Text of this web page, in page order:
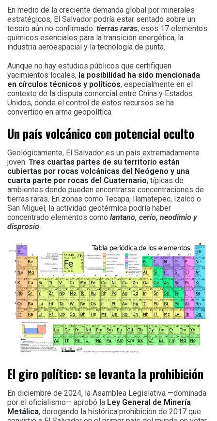
En medio de la creciente demanda global por minerales
estratégicos, El Salvador podría estar sentado sobre un
tesoro aún no confirmado: tierras raras, esos 17 elementos
químicos esenciales para la transición energética, la
industria aeroespacial y la tecnología de punta.
Aunque no hay estudios públicos que certifiquen
yacimientos locales, la posibilidad ha sido mencionada
en círculos técnicos y políticos, especialmente en el
contexto de la disputa comercial entre China y Estados
Unidos, donde el control de estos recursos se ha
convertido en arma geopolítica.
Un país volcánico con potencial oculto
Geológicamente, El Salvador es un país extremadamente
joven. Tres cuartas partes de su territorio están
cubiertas por rocas volcánicas del Neógeno y una
cuarta parte por rocas del Cuaternario, típicas de
ambientes donde pueden encontrarse concentraciones de
tierras raras. En zonas como Tecapa, Ilamatepec, Izalco o
San Miguel, la actividad geotérmica podría haber
concentrado elementos como lantano, cerio, neodimio y
disprosio.
El giro político: se levanta la prohibición
En diciembre de 2024, la Asamblea Legislativa —dominada
por el oficialismo— aprobó la Ley General de Minería
Metálica, derogando la histórica prohibición de 2017 que